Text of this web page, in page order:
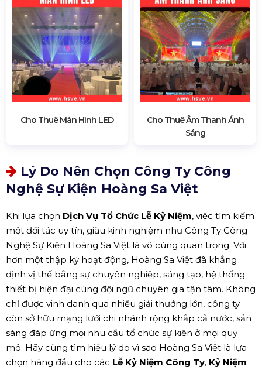
Cho Thuê Màn Hình LED
Cho Thuê Âm Thanh Ánh
Sáng
Lý Do Nên Chọn Công Ty Công
Nghệ Sự Kiện Hoàng Sa Việt
Khi lựa chọn Dịch Vụ Tổ Chức Lễ Kỷ Niệm, việc tìm kiếm
một đối tác uy tín, giàu kinh nghiệm như Công Ty Công
Nghệ Sự Kiện Hoàng Sa Việt là vô cùng quan trọng. Với
hơn một thập kỷ hoạt động, Hoàng Sa Việt đã khẳng
định vị thế bằng sự chuyên nghiệp, sáng tạo, hệ thống
thiết bị hiện đại cùng đội ngũ chuyên gia tận tâm. Không
chỉ được vinh danh qua nhiều giải thưởng lớn, công ty
còn sở hữu mạng lưới chi nhánh rộng khắp cả nước, sẵn
sàng đáp ứng mọi nhu cầu tổ chức sự kiện ở mọi quy
mô. Hãy cùng tìm hiểu lý do vì sao Hoàng Sa Việt là lựa
chọn hàng đầu cho các Lễ Kỷ Niệm Công Ty, Kỷ Niệm